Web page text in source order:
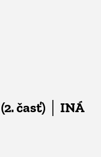
časť) │ INÁ